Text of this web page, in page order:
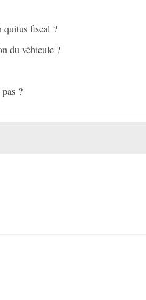
quitus fiscal ?
du véhicule ?
?